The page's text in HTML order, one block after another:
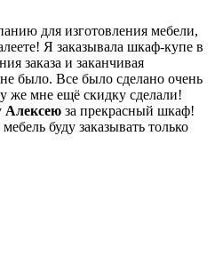
для изготовления мебели,
Я заказывала шкаф-купе в
заказа и заканчивая
было. Все было сделано очень
же мне ещё скидку сделали!
Алексею за прекрасный шкаф!
буду заказывать только